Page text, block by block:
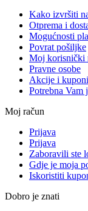
Kako izvršiti
Otprema i
Mogućnosti
Povrat pošiljke
Moj korisnički
Pravne osobe
Akcije i kuponi
Potrebna Vam
Moj račun
Prijava
Prijava
Zaboravili ste
Gdje je moja
Iskoristiti
Dobro je znati